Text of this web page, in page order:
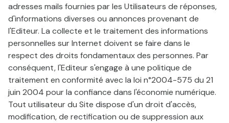
adresses mails fournies par les Utilisateurs de réponses,
d'informations diverses ou annonces provenant de
l'Editeur. La collecte et le traitement des informations
personnelles sur Internet doivent se faire dans le
respect des droits fondamentaux des personnes. Par
conséquent, l'Editeur s'engage à une politique de
traitement en conformité avec la loi n°2004-575 du 21
juin 2004 pour la confiance dans l'économie numérique.
Tout utilisateur du Site dispose d'un droit d'accès,
modification, de rectification ou de suppression aux